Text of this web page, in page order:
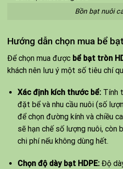
Bồn bạt nuôi
Hướng dẫn chọn mua bể
Để chọn mua được bể bạt tròn
khách nên lưu ý một số tiêu chí
Xác định kích thước bể:Tính
đặt bể và nhu cầu nuôi (số
để chọn đường kính và chiều
sẽ hạn chế số lượng nuôi, còn
chi phí nếu không dùng hết.
Chọn độ dày bạt HDPE:Độ